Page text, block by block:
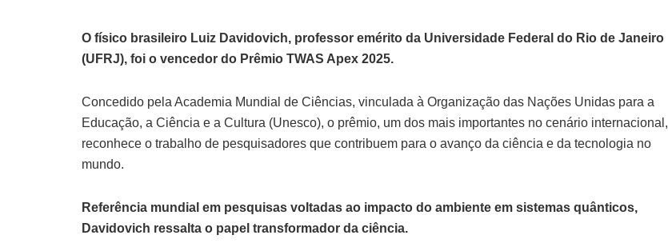
O físico brasileiro Luiz Davidovich, professor emérito da Universidade Federal do Rio de Janeiro
(UFRJ), foi o vencedor do Prêmio TWAS Apex 2025.
Concedido pela Academia Mundial de Ciências, vinculada à Organização das Nações Unidas para a
Educação, a Ciência e a Cultura (Unesco), o prêmio, um dos mais importantes no cenário internacional,
reconhece o trabalho de pesquisadores que contribuem para o avanço da ciência e da tecnologia no
mundo.
Referência mundial em pesquisas voltadas ao impacto do ambiente em sistemas quânticos,
Davidovich ressalta o papel transformador da ciência.